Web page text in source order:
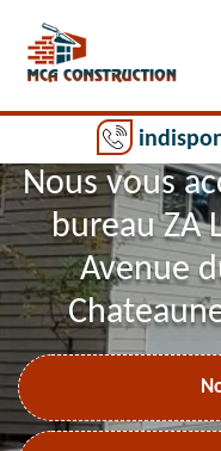
Nous vous
bureau ZA
Avenue